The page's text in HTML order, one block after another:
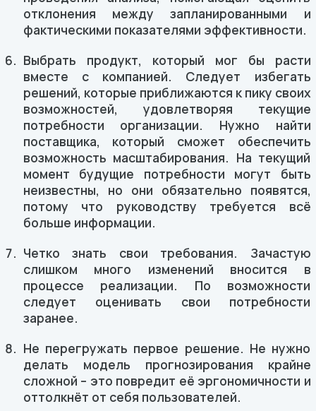
отклонения между запланированными и
фактическими показателями эффективности.
Выбрать продукт, который мог бы расти
вместе с компанией. Следует избегать
решений, которые приближаются к пику своих
возможностей, удовлетворяя текущие
потребности организации. Нужно найти
поставщика, который сможет обеспечить
возможность масштабирования. На текущий
момент будущие потребности могут быть
неизвестны, но они обязательно появятся,
потому что руководству требуется всё
больше информации.
Четко знать свои требования. Зачастую
слишком много изменений вносится в
процессе реализации. По возможности
следует оценивать свои потребности
заранее.
Не перегружать первое решение. Не нужно
делать модель прогнозирования крайне
сложной – это повредит её эргономичности и
оттолкнёт от себя пользователей.